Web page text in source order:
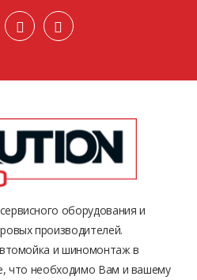
оборудования и
производителей.
и шиномонтаж в
что необходимо Вам и вашему